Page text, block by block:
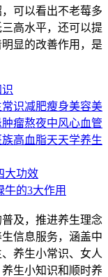
可以看出不老莓多
高水平，还可以提
显的改善作用，是
识减肥瘦身美容美
肿瘤熬夜中风心血管
族高血脂天天学养生
大功效
的3大作用
及，推进养生理念
信息服务，涵盖中
养生小常识、女人
生小知识和顺时养